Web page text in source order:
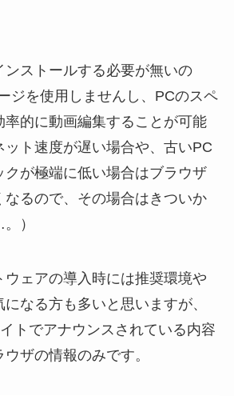
ンストールする必要が無いの
ジを使用しませんし、PCのスペ
率的に動画編集することが可能
ット速度が遅い場合や、古いPC
クが極端に低い場合はブラウザ
なるので、その場合はきついか
）
ウェアの導入時には推奨環境や
なる方も多いと思いますが、
トでアナウンスされている内容
ザの情報のみです。